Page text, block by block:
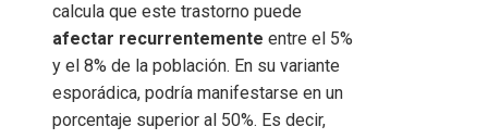
calcula que este trastorno puede
afectar recurrentemente entre el 5%
y el 8% de la población. En su variante
esporádica, podría manifestarse en un
porcentaje superior al 50%. Es decir,